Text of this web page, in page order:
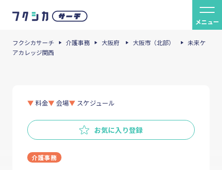
メニュー
フクシカサーチ 介護事務 大阪府 大阪市（北部）
未来ケ
アカレッジ関西
料金 会場 スケジュール
お気に入り登録
介護事務